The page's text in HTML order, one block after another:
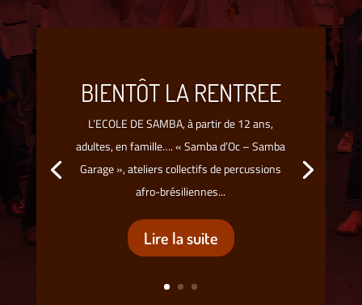
BIENTÔT LA RENTREE
L’ECOLE DE SAMBA, à partir de 12 ans,
adultes, en famille…. « Samba d’Oc – Samba
Garage », ateliers collectifs de percussions
afro-brésiliennes...
Lire la suite